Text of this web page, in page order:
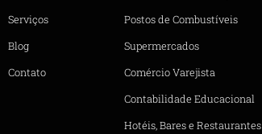
Serviços
Blog
Contato
Postos de Combustíveis
Supermercados
Comércio Varejista
Contabilidade Educacional
Hotéis, Bares e Restaurantes